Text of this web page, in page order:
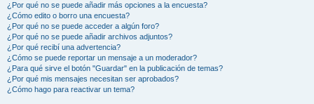
¿Por qué no se puede añadir más opciones a la encuesta?
¿Cómo edito o borro una encuesta?
¿Por qué no se puede acceder a algún foro?
¿Por qué no se puede añadir archivos adjuntos?
¿Por qué recibí una advertencia?
¿Cómo se puede reportar un mensaje a un moderador?
¿Para qué sirve el botón "Guardar" en la publicación de temas?
¿Por qué mis mensajes necesitan ser aprobados?
¿Cómo hago para reactivar un tema?